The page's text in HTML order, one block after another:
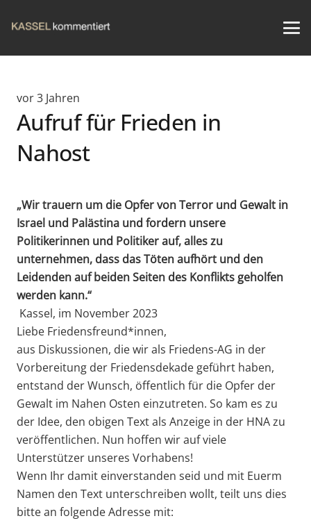
vor 3 Jahren
Aufruf für Frieden in
Nahost
„Wir trauern um die Opfer von Terror und Gewalt in
Israel und Palästina und fordern unsere
Politikerinnen und Politiker auf, alles zu
unternehmen, dass das Töten aufhört und den
Leidenden auf beiden Seiten des Konflikts geholfen
werden kann.“
Kassel, im November 2023
Liebe Friedensfreund*innen,
aus Diskussionen, die wir als Friedens-AG in der
Vorbereitung der Friedensdekade geführt haben,
entstand der Wunsch, öffentlich für die Opfer der
Gewalt im Nahen Osten einzutreten. So kam es zu
der Idee, den obigen Text als Anzeige in der HNA zu
veröffentlichen. Nun hoffen wir auf viele
Unterstützer unseres Vorhabens!
Wenn Ihr damit einverstanden seid und mit Euerm
Namen den Text unterschreiben wollt, teilt uns dies
bitte an folgende Adresse mit: